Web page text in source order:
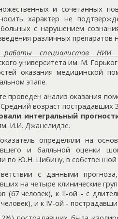
и сочетанных
характер не
больных с нарушением
различных препаратов
специалистов НИИ
университета им. М.
оказания медицинской
этапе.
проведен анализ оказания
возраст пострадавших
интегральный
И.И. Джанелидзе.
определяли на
и балльной оценки
по Ю.Н. Цибину, в
с данными
на четыре клинические
(67 человек), к II-ой - с
человек), и к IV-ой -